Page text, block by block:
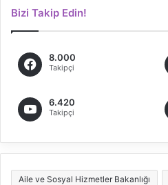
Bizi Takip Edin!
8.000
Takipçi
6.420
Takipçi
Aile ve Sosyal Hizmetler Bakanlığı